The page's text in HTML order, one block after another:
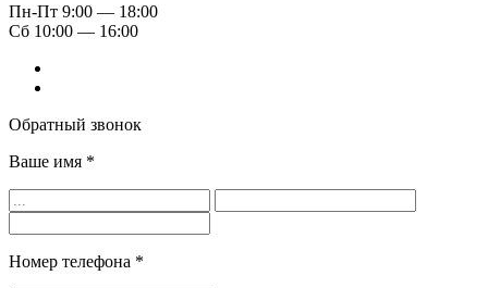
Пн-Пт 9:00 — 18:00
Сб 10:00 — 16:00
Обратный звонок
Ваше имя *
Номер телефона *